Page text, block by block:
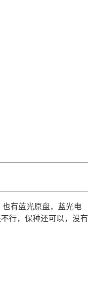
有蓝光原盘，蓝光电
行，保种还可以，没有